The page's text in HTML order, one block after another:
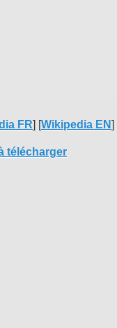
FR] [Wikipedia EN]
télécharger